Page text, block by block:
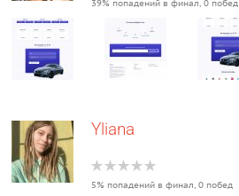
39% попадений в финал, 0 побед
Yliana
5% попадений в финал, 0 побед